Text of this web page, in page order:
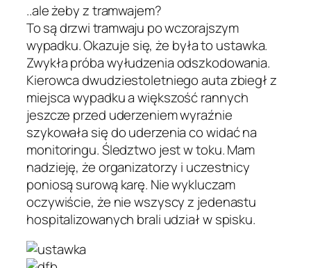
..ale żeby z tramwajem?
To są drzwi tramwaju po wczorajszym
wypadku. Okazuje się, że była to ustawka.
Zwykła próba wyłudzenia odszkodowania.
Kierowca dwudziestoletniego auta zbiegł z
miejsca wypadku a większość rannych
jeszcze przed uderzeniem wyraźnie
szykowała się do uderzenia co widać na
monitoringu. Śledztwo jest w toku. Mam
nadzieję, że organizatorzy i uczestnicy
poniosą surową karę. Nie wykluczam
oczywiście, że nie wszyscy z jedenastu
hospitalizowanych brali udział w spisku.